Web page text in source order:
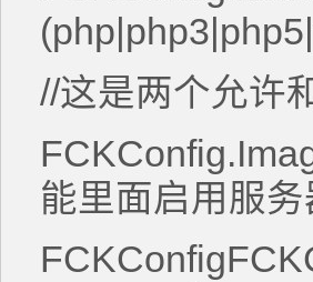
//这是两个允许
能里面启用服